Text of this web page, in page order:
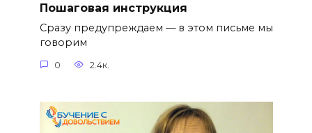
Пошаговая инструкция
Сразу предупреждаем — в этом письме мы
говорим
0 2.4к.